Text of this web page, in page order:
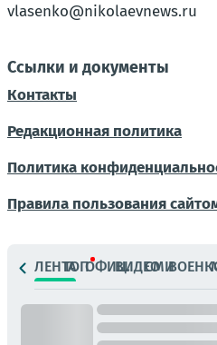
vlasenko@nikolaevnews.ru
Ссылки и документы
Контакты
Редакционная политика
Политика
Правила пользования
ЛЕНТАТОПОФИЦ.ВИДЕОСМИ